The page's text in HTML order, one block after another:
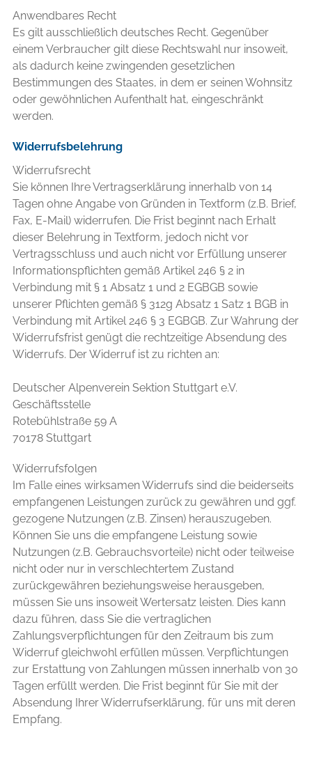
Anwendbares Recht
Es gilt ausschließlich deutsches Recht. Gegenüber
einem Verbraucher gilt diese Rechtswahl nur insoweit,
als dadurch keine zwingenden gesetzlichen
Bestimmungen des Staates, in dem er seinen Wohnsitz
oder gewöhnlichen Aufenthalt hat, eingeschränkt
werden.
Widerrufsbelehrung
Widerrufsrecht
Sie können Ihre Vertragserklärung innerhalb von 14
Tagen ohne Angabe von Gründen in Textform (z.B. Brief,
Fax, E-Mail) widerrufen. Die Frist beginnt nach Erhalt
dieser Belehrung in Textform, jedoch nicht vor
Vertragsschluss und auch nicht vor Erfüllung unserer
Informationspflichten gemäß Artikel 246 § 2 in
Verbindung mit § 1 Absatz 1 und 2 EGBGB sowie
unserer Pflichten gemäß § 312g Absatz 1 Satz 1 BGB in
Verbindung mit Artikel 246 § 3 EGBGB. Zur Wahrung der
Widerrufsfrist genügt die rechtzeitige Absendung des
Widerrufs. Der Widerruf ist zu richten an:
Deutscher Alpenverein Sektion Stuttgart e.V.
Geschäftsstelle
Rotebühlstraße 59 A
70178 Stuttgart
Widerrufsfolgen
Im Falle eines wirksamen Widerrufs sind die beiderseits
empfangenen Leistungen zurück zu gewähren und ggf.
gezogene Nutzungen (z.B. Zinsen) herauszugeben.
Können Sie uns die empfangene Leistung sowie
Nutzungen (z.B. Gebrauchsvorteile) nicht oder teilweise
nicht oder nur in verschlechtertem Zustand
zurückgewähren beziehungsweise herausgeben,
müssen Sie uns insoweit Wertersatz leisten. Dies kann
dazu führen, dass Sie die vertraglichen
Zahlungsverpflichtungen für den Zeitraum bis zum
Widerruf gleichwohl erfüllen müssen. Verpflichtungen
zur Erstattung von Zahlungen müssen innerhalb von 30
Tagen erfüllt werden. Die Frist beginnt für Sie mit der
Absendung Ihrer Widerrufserklärung, für uns mit deren
Empfang.